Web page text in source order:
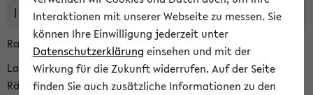
Hinweise der zentralen Raumvergabe
Raumanfragen:
raumvergabe@uni-bielefeld.de
Lassen Sie sich alle Räume anzeigen oder suchen Sie nach
Räumen mit bestimmten Eigenschaften:
Interaktionen mit unserer Webseite zu messen. Sie
können Ihre Einwilligung jederzeit unter
Datenschutzerklärung einsehen und mit der
Wirkung für die Zukunft widerrufen. Auf der Seite
finden Sie auch zusätzliche Informationen zu den